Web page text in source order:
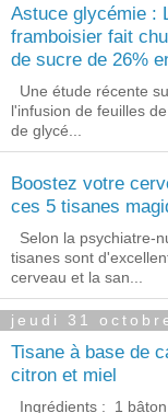
Astuce glycémie :
framboisier fait
de sucre de 26%
Une étude récente
l'infusion de feuilles
de glycé...
Boostez votre
ces 5 tisanes
Selon la psychiatre-
tisanes sont
cerveau et la san...
jeudi 31
Tisane à base de
citron et miel
Ingrédients : 1